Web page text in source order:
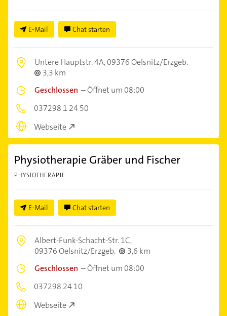
E-Mail Chat starten
Untere Hauptstr. 4A,09376 Oelsnitz/Erzgeb.
3,3 km
Geschlossen –Öffnet um 08:00
037298 1 24 50
Webseite
Physiotherapie Gräber und Fischer
PHYSIOTHERAPIE
E-Mail Chat starten
Albert-Funk-Schacht-Str. 1C,
09376 Oelsnitz/Erzgeb.
3,6 km
Geschlossen –Öffnet um 08:00
037298 24 10
Webseite